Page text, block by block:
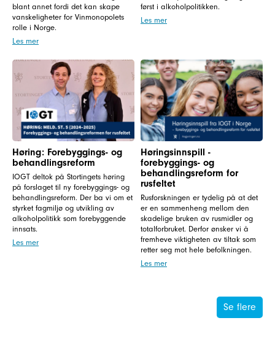
blant annet fordi det kan skape
vanskeligheter for Vinmonopolets
rolle i Norge.
Les mer
først i alkoholpolitikken.
Les mer
Høring: Forebyggings- og
behandlingsreform
IOGT deltok på Stortingets høring
på forslaget til ny forebyggings- og
behandlingsreform. Der ba vi om et
styrket fagmiljø og utvikling av
alkoholpolitikk som forebyggende
innsats.
Les mer
Høringsinnspill -
forebyggings- og
behandlingsreform for
rusfeltet
Rusforskningen er tydelig på at det
er en sammenheng mellom den
skadelige bruken av rusmidler og
totalforbruket. Derfor ønsker vi å
fremheve viktigheten av tiltak som
retter seg mot hele befolkningen.
Les mer
Se flere